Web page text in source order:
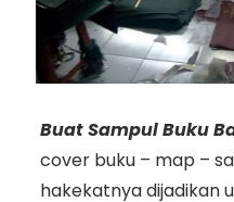
Buat Sampul Buku
cover buku – map –
hakekatnya dijadikan